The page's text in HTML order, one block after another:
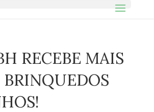
RECEBE MAIS
BRINQUEDOS